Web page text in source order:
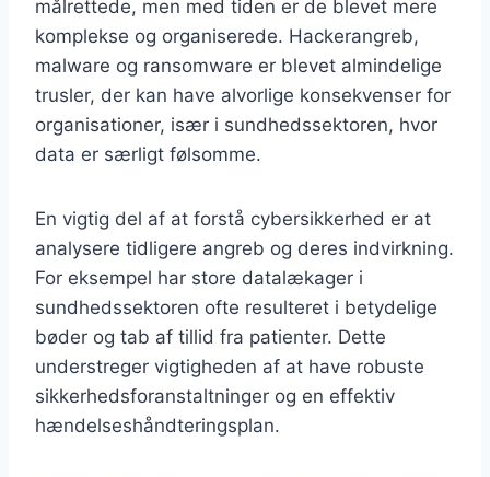
målrettede, men med tiden er de blevet mere
komplekse og organiserede. Hackerangreb,
malware og ransomware er blevet almindelige
trusler, der kan have alvorlige konsekvenser for
organisationer, især i sundhedssektoren, hvor
data er særligt følsomme.
En vigtig del af at forstå cybersikkerhed er at
analysere tidligere angreb og deres indvirkning.
For eksempel har store datalækager i
sundhedssektoren ofte resulteret i betydelige
bøder og tab af tillid fra patienter. Dette
understreger vigtigheden af at have robuste
sikkerhedsforanstaltninger og en effektiv
hændelseshåndteringsplan.